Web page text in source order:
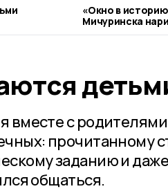
«Окно в
Мичуринска
стиле гжель
вместе с
прочитанному
заданию и
общаться.